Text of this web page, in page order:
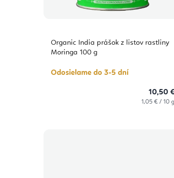
Organic India prášok z listov rastliny
Moringa 100 g
Odosielame do 3-5 dní
10,50 €
Jednotková
1,05 € / 10 g